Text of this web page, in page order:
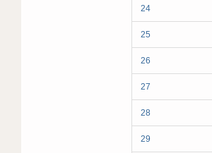
24
25
26
27
28
29